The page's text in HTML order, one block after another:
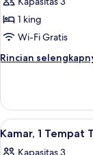
Tidur
King
View)
foto
untuk
Suite
Premium,
Tidur
King
(Bund
View)
1 king
Wi-Fi Gratis
Rincian
Rincian
Suite
Premium,
1
Lihat
semua
7
Kamar, 1 Tempat
Kapasitas 3